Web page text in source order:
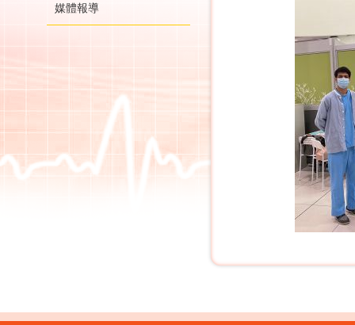
媒體報導